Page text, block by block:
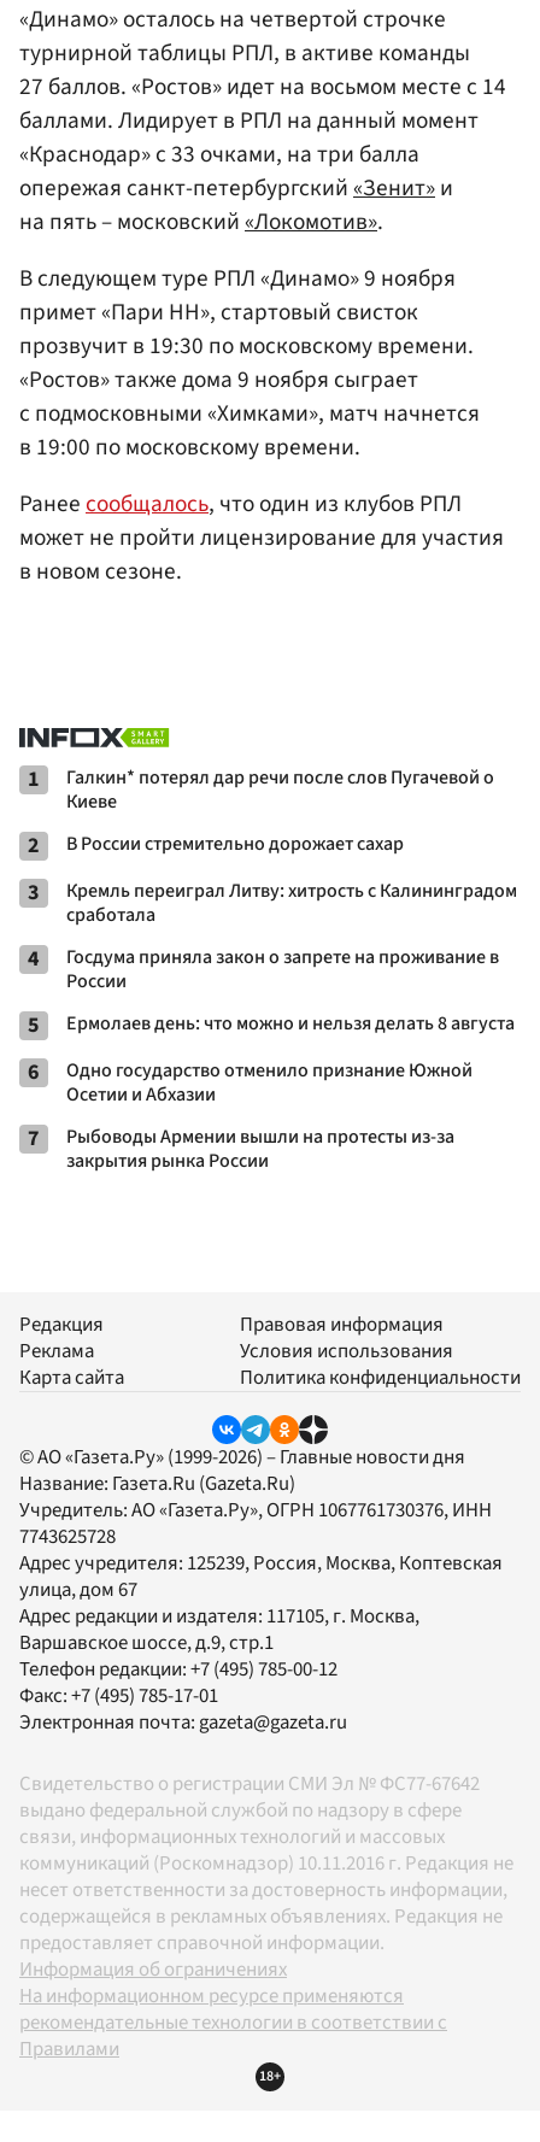
«Динамо» осталось на четвертой строчке
турнирной таблицы РПЛ, в активе команды
27 баллов. «Ростов» идет на восьмом месте с 14
баллами. Лидирует в РПЛ на данный момент
«Краснодар» с 33 очками, на три балла
опережая санкт-петербургский«Зенит»и
на пять – московский«Локомотив».
В следующем туре РПЛ «Динамо» 9 ноября
примет «Пари НН», стартовый свисток
прозвучит в 19:30 по московскому времени.
«Ростов» также дома 9 ноября сыграет
с подмосковными «Химками», матч начнется
в 19:00 по московскому времени.
Ранеесообщалось, что один из клубов РПЛ
может не пройти лицензирование для участия
в новом сезоне.
1
Галкин* потерял дар речи после слов Пугачевой о
Киеве
2 В России стремительно дорожает сахар
3
Кремль переиграл Литву: хитрость с Калининградом
сработала
4
Госдума приняла закон о запрете на проживание в
России
5 Ермолаев день: что можно и нельзя делать 8 августа
6
Одно государство отменило признание Южной
Осетии и Абхазии
7
Рыбоводы Армении вышли на протесты из-за
закрытия рынка России
Редакция
Реклама
Карта сайта
Правовая информация
Условия использования
Политика конфиденциальности
© АО «Газета.Ру» (1999-2026) – Главные новости дня
Название: Газета.Ru (Gazeta.Ru)
Учредитель:АО «Газета.Ру», ОГРН 1067761730376, ИНН
7743625728
Адрес учредителя: 125239, Россия, Москва, Коптевская
улица, дом 67
Адрес редакции и издателя: 117105, г. Москва,
Варшавское шоссе, д.9, стр.1
Телефон редакции:+7 (495) 785-00-12
Факс:+7 (495) 785-17-01
Электронная почта: gazeta@gazeta.ru
Свидетельство о регистрации СМИ Эл № ФС77-67642
выдано федеральной службой по надзору в сфере
связи, информационных технологий и массовых
коммуникаций (Роскомнадзор) 10.11.2016 г. Редакция не
несет ответственности за достоверность информации,
содержащейся в рекламных объявлениях. Редакция не
предоставляет справочной информации.
Информация об ограничениях
На информационном ресурсе применяются
рекомендательные технологии в соответствии с
Правилами
18+